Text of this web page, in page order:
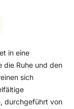
in eine
die Ruhe und den
sich
durchgeführt von